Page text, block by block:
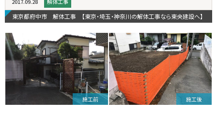
東京都府中市 解体工事 【東京・埼玉・神奈川の解体工事なら東央建設へ】
施工前 施工後